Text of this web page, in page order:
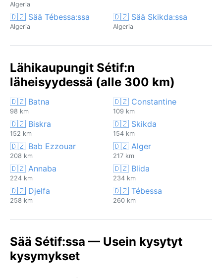
Algeria
🇩🇿 Sää Tébessa:ssa
Algeria
🇩🇿 Sää Skikda:ssa
Algeria
Lähikaupungit Sétif:n
läheisyydessä (alle 300 km)
🇩🇿 Batna
98 km
🇩🇿 Constantine
109 km
🇩🇿 Biskra
152 km
🇩🇿 Skikda
154 km
🇩🇿 Bab Ezzouar
208 km
🇩🇿 Alger
217 km
🇩🇿 Annaba
224 km
🇩🇿 Blida
234 km
🇩🇿 Djelfa
258 km
🇩🇿 Tébessa
260 km
Sää Sétif:ssa — Usein kysytyt
kysymykset